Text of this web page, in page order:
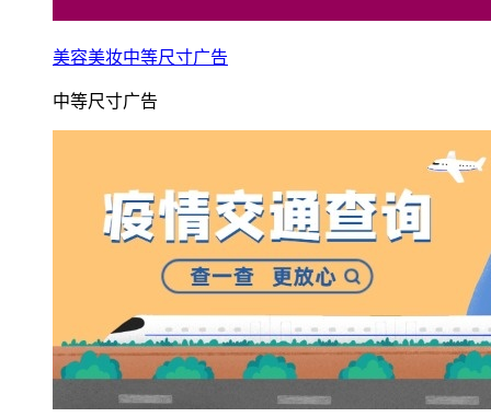
美容美妆中等尺寸广告
中等尺寸广告